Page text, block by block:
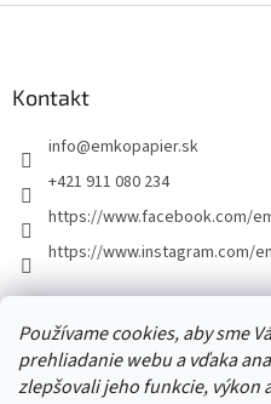
Používame cookies, aby sme
prehliadanie webu a vďaka
zlepšovali jeho funkcie, výkon
Kontakt
info@emkopapier.sk
+421 911 080 234
https://www.facebook.com/
https://www.instagram.com/
Facebook